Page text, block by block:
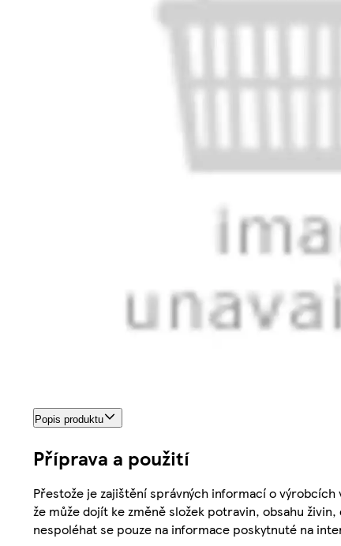
Popis produktu
Příprava a použití
Přestože je zajištění správných informací o
že může dojít ke změně složek potravin, obsahu
nespoléhat se pouze na informace poskytnuté na